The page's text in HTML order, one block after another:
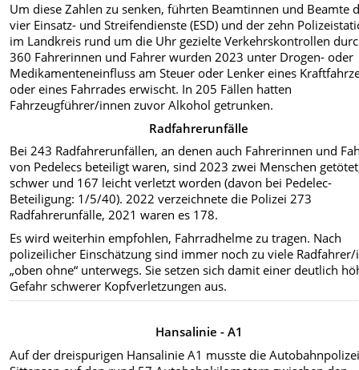
Um diese Zahlen zu senken, führten Beamtinnen und Beamte
vier Einsatz- und Streifendienste (ESD) und der zehn
im Landkreis rund um die Uhr gezielte Verkehrskontrollen
360 Fahrerinnen und Fahrer wurden 2023 unter Drogen- oder
Medikamenteneinfluss am Steuer oder Lenker eines
oder eines Fahrrades erwischt. In 205 Fällen hatten
Fahrzeugführer/innen zuvor Alkohol getrunken.
Radfahrerunfälle
Bei 243 Radfahrerunfällen, an denen auch Fahrerinnen und
von Pedelecs beteiligt waren, sind 2023 zwei Menschen
schwer und 167 leicht verletzt worden (davon bei Pedelec-
Beteiligung: 1/5/40). 2022 verzeichnete die Polizei 273
Radfahrerunfälle, 2021 waren es 178.
Es wird weiterhin empfohlen, Fahrradhelme zu tragen. Nach
polizeilicher Einschätzung sind immer noch zu viele
„oben ohne“ unterwegs. Sie setzen sich damit einer deutlich
Gefahr schwerer Kopfverletzungen aus.
Hansalinie - A1
Auf der dreispurigen Hansalinie A1 musste die